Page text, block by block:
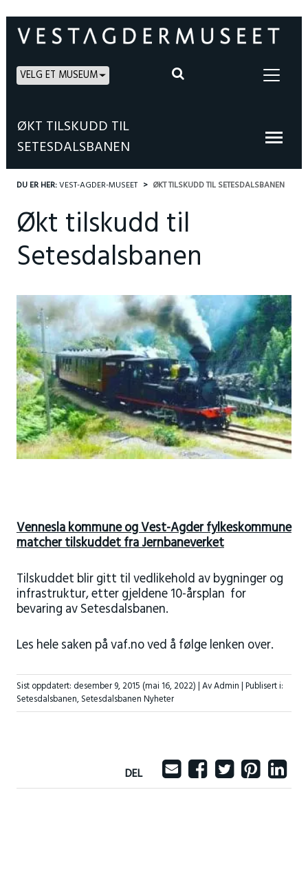
VELG ET MUSEUM
ØKT TILSKUDD TIL
SETESDALSBANEN
DU ER HER:VEST-AGDER-MUSEET ØKT TILSKUDD TIL SETESDALSBANEN
Økt tilskudd til
Setesdalsbanen
Vennesla kommune og Vest-Agder fylkeskommune
matcher tilskuddet fra Jernbaneverket
Tilskuddet blir gitt til vedlikehold av bygninger og
infrastruktur, etter gjeldene 10-årsplan for
bevaring av Setesdalsbanen.
Les hele saken på vaf.no ved å følge lenken over.
Sist oppdatert: desember 9, 2015 (mai 16, 2022)| Av Admin |Publisert i:
Setesdalsbanen,Setesdalsbanen Nyheter
DEL